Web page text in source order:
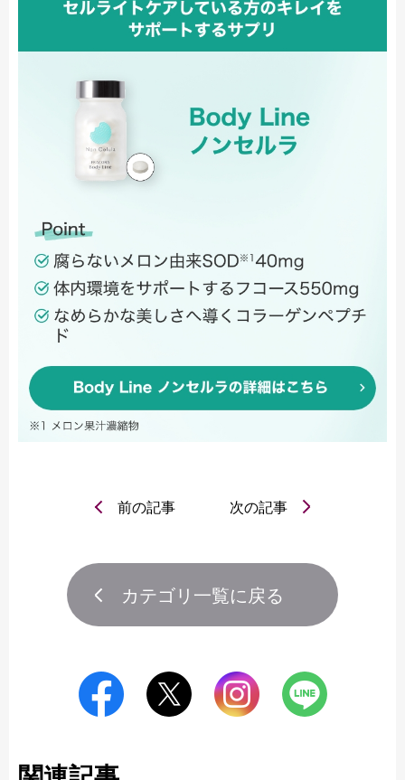
前の記事 次の記事
カテゴリ一覧に戻る